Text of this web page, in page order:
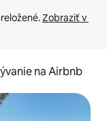
Zobraziť v
na Airbnb